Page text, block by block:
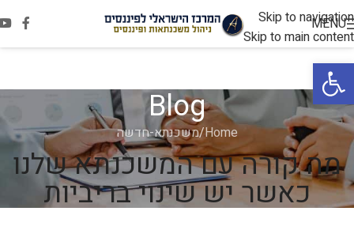
פתח סרגל נגישות
Skip to navigation
Skip to main content
MENU
Blog
Home משכנתא-חדשה
מה קורה עם המשכנתא שלנו
כאשר יש שינוי בריביות